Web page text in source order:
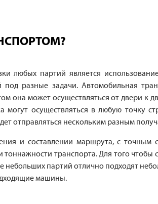
любых партий является
разные задачи. Автомобильная
она может осуществляться от двери к
могут осуществляться в любую точку
отправляться нескольким разным
и составлении маршрута, с точным
тоннажности транспорта. Для того
партий отлично подходят
машины.